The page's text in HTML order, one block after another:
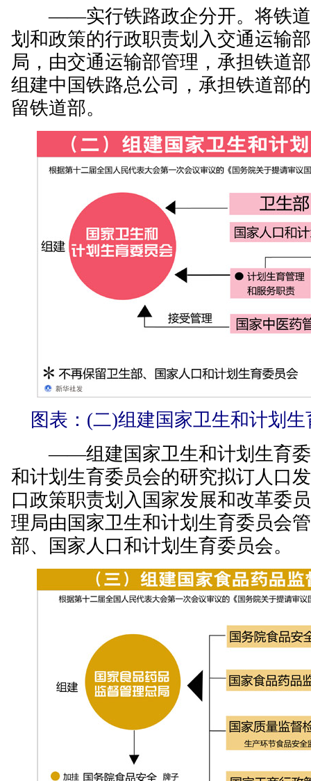
——实行铁路政企分开。将铁道
划和政策的行政职责划入交通运输
局，由交通运输部管理，承担铁道
组建中国铁路总公司，承担铁道部
留铁道部。
图表：(二)组建国家卫生和计划
——组建国家卫生和计划生育委
和计划生育委员会的研究拟订人口
口政策职责划入国家发展和改革委
理局由国家卫生和计划生育委员会
部、国家人口和计划生育委员会。